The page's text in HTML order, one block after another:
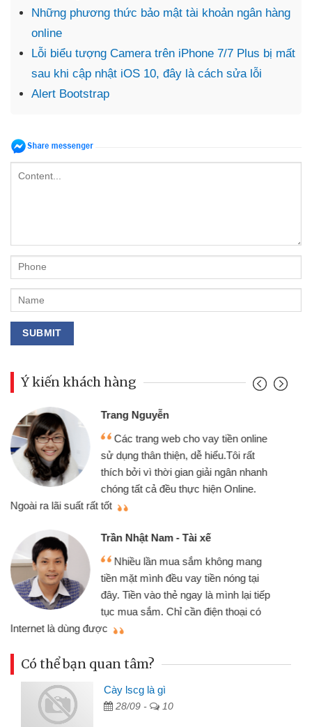
Những phương thức bảo mật tài khoản ngân hàng
online
Lỗi biểu tượng Camera trên iPhone 7/7 Plus bị mất
sau khi cập nhật iOS 10, đây là cách sửa lỗi
Alert Bootstrap
Ý kiến khách hàng
Đoàn Hữu Cảnh
Mình cần tiền gấp nên định cầm cố
chiếc xe wave nhưng thật may đã có
gói vay tiền bằng CMND online không
cần gặp mặt nên rất tiện lợi, sẽ giới
thiệu cho bạn bè biết
Cấn Văn Lực - Tạp hóa
Tôi kinh doanh buôn bán nhỏ lẻ
nhiều lúc cần vốn nhập hàng, nhờ biết
đến website qua bạn bè giới thiệu tôi
đã giải quyết được công việc của
Có thể bạn quan tâm?
Cày lscg là gì
28/09 - 10